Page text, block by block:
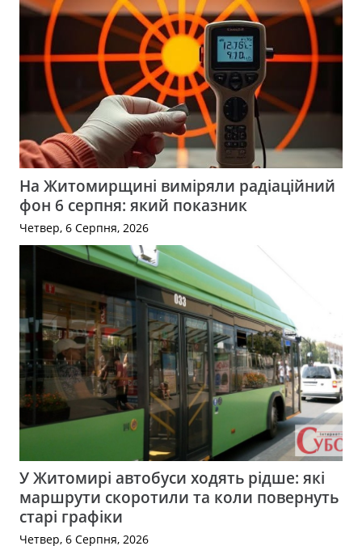
На Житомирщині виміряли радіаційний
фон 6 серпня: який показник
Четвер, 6 Серпня, 2026
У Житомирі автобуси ходять рідше: які
маршрути скоротили та коли повернуть
старі графіки
Четвер, 6 Серпня, 2026